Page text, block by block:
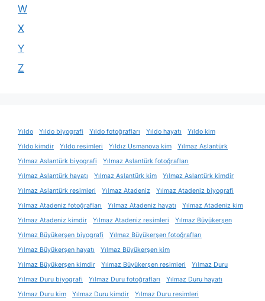
W
X
Y
Z
Yıldo Yıldo biyografi Yıldo fotoğrafları Yıldo hayatı
Yıldo kim
Yıldo kimdir
Yıldo resimleri Yıldız Usmanova kim
Yılmaz Aslantürk
Yılmaz Aslantürk biyografi
Yılmaz Aslantürk fotoğrafları
Yılmaz Aslantürk hayatı
Yılmaz Aslantürk kim
Yılmaz Aslantürk kimdir
Yılmaz Aslantürk resimleri
Yılmaz Atadeniz
Yılmaz Atadeniz biyografi
Yılmaz Atadeniz fotoğrafları
Yılmaz Atadeniz hayatı
Yılmaz Atadeniz kim
Yılmaz Atadeniz kimdir
Yılmaz Atadeniz resimleri
Yılmaz Büyükerşen
Yılmaz Büyükerşen biyografi
Yılmaz Büyükerşen fotoğrafları
Yılmaz Büyükerşen hayatı
Yılmaz Büyükerşen kim
Yılmaz Büyükerşen kimdir
Yılmaz Büyükerşen resimleri
Yılmaz Duru
Yılmaz Duru biyografi
Yılmaz Duru fotoğrafları
Yılmaz Duru hayatı
Yılmaz Duru kim
Yılmaz Duru kimdir Yılmaz Duru resimleri